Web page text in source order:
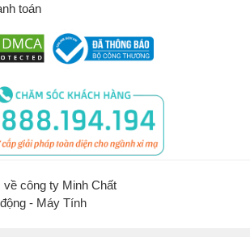
toán
công ty Minh Chất
- Máy Tính